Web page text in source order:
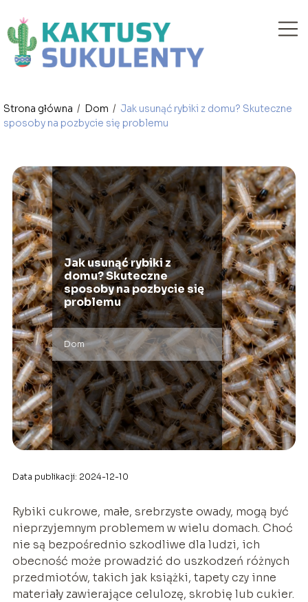
Strona główna / Dom / Jak usunąć rybiki z domu? Skuteczne
sposoby na pozbycie się problemu
Jak usunąć rybiki z
domu? Skuteczne
sposoby na pozbycie się
problemu
Dom
Data publikacji: 2024-12-10
Rybiki cukrowe, małe, srebrzyste owady, mogą być
nieprzyjemnym problemem w wielu domach. Choć
nie są bezpośrednio szkodliwe dla ludzi, ich
obecność może prowadzić do uszkodzeń różnych
przedmiotów, takich jak książki, tapety czy inne
materiały zawierające celulozę, skrobię lub cukier.